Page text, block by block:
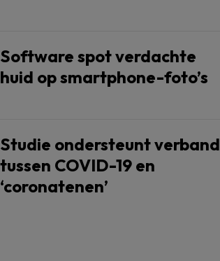
Software spot verdachte
huid op smartphone-foto’s
Studie ondersteunt verband
tussen COVID-19 en
‘coronatenen’